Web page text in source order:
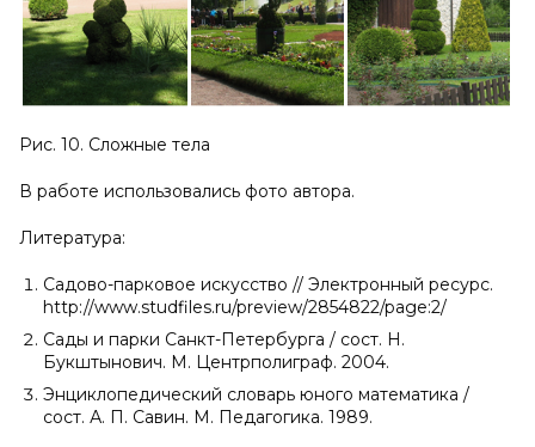
Рис. 10. Сложные тела
В работе использовались фото автора.
Литература:
Садово-парковое искусство // Электронный ресурс.
http://www.studfiles.ru/preview/2854822/page:2/
Сады и парки Санкт-Петербурга / сост. Н.
Букштынович. М. Центрполиграф. 2004.
Энциклопедический словарь юного математика /
сост. А. П. Савин. М. Педагогика. 1989.